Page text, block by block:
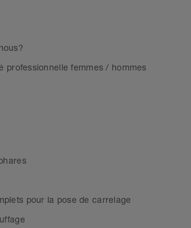
professionnelle femmes / hommes
pour la pose de carrelage